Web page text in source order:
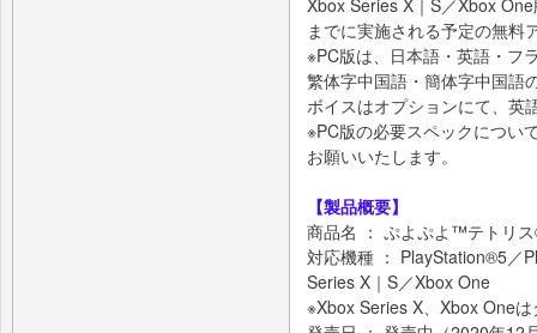
までに実施される予定の無料
※PC版は、日本語・英語・フ
繁体字中国語・簡体字中国語
ボイスはオプションにて、英
※PC版の必要スペックについ
お願いいたします。
【製品概要】
商品名 ： ぷよぷよ™テトリ
対応機種 ： PlayStation®5／
Series X｜S／Xbox One
※Xbox Series X、Xbox One